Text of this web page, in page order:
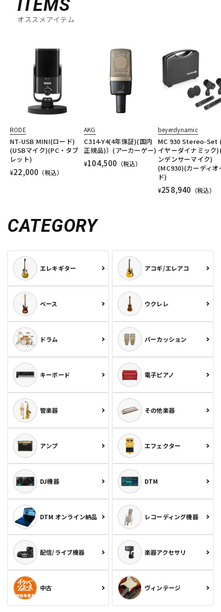
ITEMS
オススメアイテム
RODE
NT-USB MINI(ロード)
(USBマイク)(PC・タブ
レット)
¥22,000 （税込）
AKG
C314-Y4(4年保証)(国内
正規品)）(アーカーゲー)
¥104,500 （税込）
beyerdynamic
MC 930 Stereo-Set
イヤーダイナミック
ンデンサーマイク)
(MC930)(カーディオ
ド)
¥258,940 （税込）
CATEGORY
エレキギター アコギ/エレアコ
ベース ウクレレ
ドラム パーカッション
キーボード 電子ピアノ
管楽器 その他楽器
アンプ エフェクター
DJ機器 DTM
DTM オンライン納品 レコーディング機器
配信/ライブ機器 楽器アクセサリ
中古 ヴィンテージ